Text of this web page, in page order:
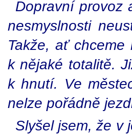
Dopravní provoz
nesmyslnosti
Takže, ať chceme
k nějaké totalitě.
k hnutí. Ve
nelze pořádně
Slyšel jsem, že v